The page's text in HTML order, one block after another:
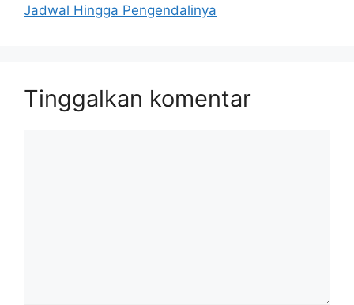
Jadwal Hingga Pengendalinya
Tinggalkan komentar